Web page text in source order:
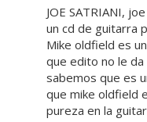
JOE SATRIANI,
un cd de guitarra
Mike oldfield es
que edito no le
sabemos que es
que mike oldfield
pureza en la